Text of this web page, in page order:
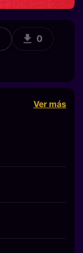
0
Ver más